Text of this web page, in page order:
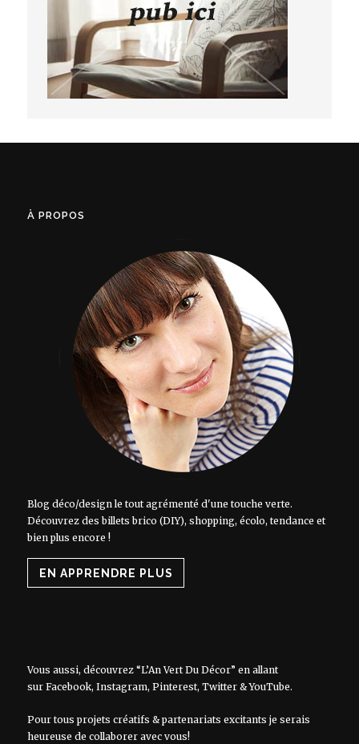
À PROPOS
Blog déco/design le tout agrémenté d'une touche verte.
Découvrez des billets brico (DIY), shopping, écolo, tendance et
bien plus encore !
EN APPRENDRE PLUS
Vous aussi, découvrez “L’An Vert Du Décor” en allant
sur Facebook, Instagram, Pinterest, Twitter&YouTube.
Pour tous projets créatifs & partenariats excitants je serais
heureuse de collaborer avec vous!